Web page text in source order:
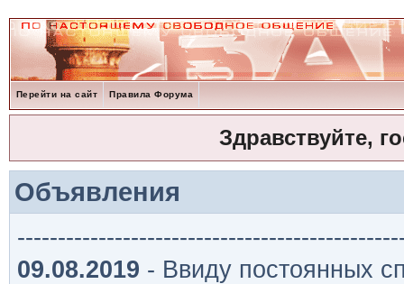
Перейти на сайт Правила Форума
Здравствуйте,
Объявления
09.08.2019 - Ввиду постоянных